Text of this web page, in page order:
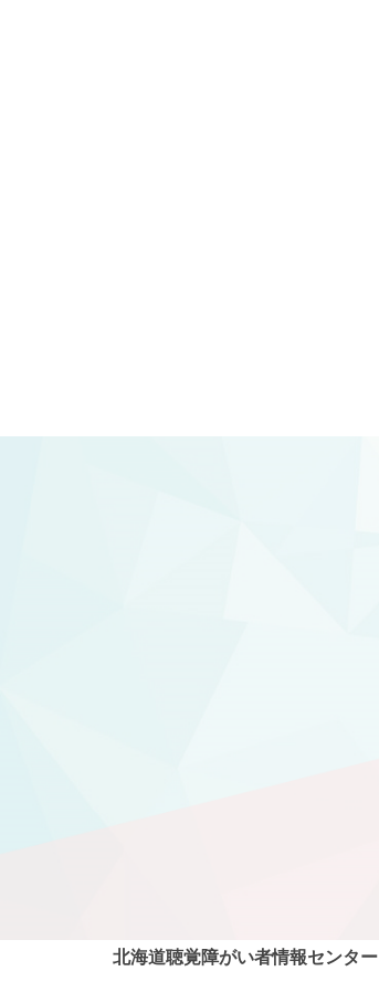
北海道聴覚障がい者情報センター